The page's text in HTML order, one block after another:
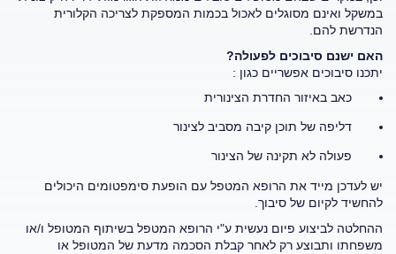
במשקל ואינם מסוגלים לאכול בכמות המספקת לצריכה הקלורית
הנדרשת להם.
האם ישנם סיבוכים לפעולה?
יתכנו סיבוכים אפשריים כגון :
כאב באיזור החדרת הצינורית
דליפה של תוכן קיבה מסביב לצינור
פעולה לא תקינה של הצינור
יש לעדכן מייד את הרופא המטפל עם הופעת סימפטומים היכולים
להחשיד לקיום של סיבוך.
ההחלטה לביצוע פיום נעשית ע"י הרופא המטפל בשיתוף המטופל ו/או
משפחתו ותבוצע רק לאחר קבלת הסכמה מדעת של המטופל או